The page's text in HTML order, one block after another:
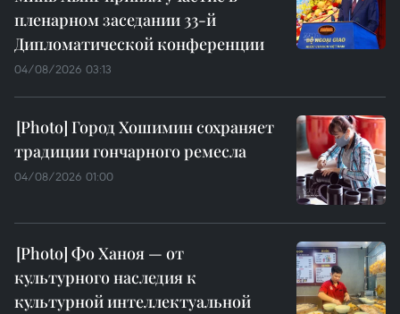
пленарном заседании 33-й
Дипломатической конференции
04/08/2026 03:13
Город Хошимин сохраняет
традиции гончарного ремесла
04/08/2026 01:00
Фо Ханоя — от
культурного наследия к
культурной интеллектуальной